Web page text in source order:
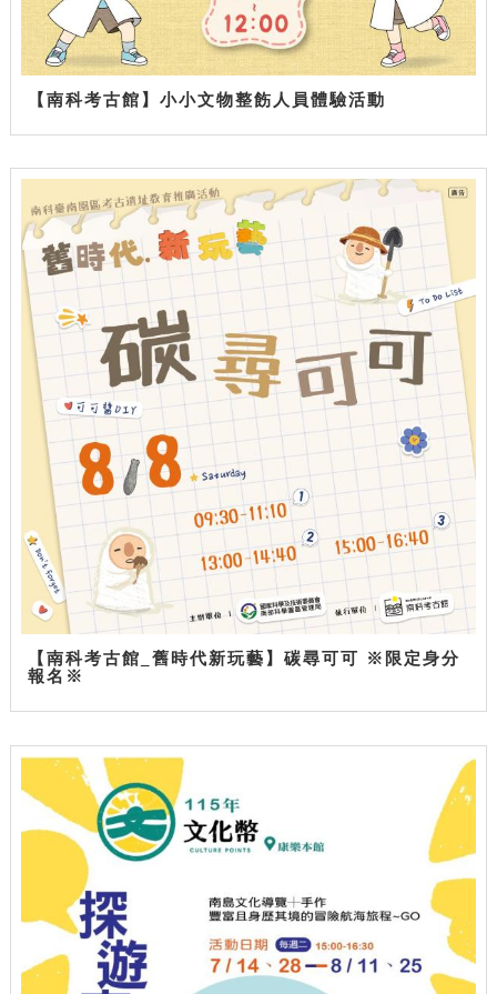
【南科考古館】小小文物整飭人員體驗活動
【南科考古館_舊時代新玩藝】碳尋可可 ※限定身分
報名※